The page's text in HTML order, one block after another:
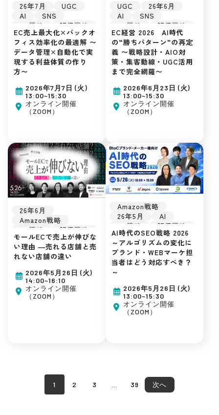
26年7月
UGC
AI
SNS
EC戦略
販促戦略
楽天市場
Amazon
Yahoo!ショッピング
D2C
SEO
自社EC
初めてのEC
広告運用
集客ノウハウ
EC売上最大化×バックオ
フィス効率化の最適解 〜
データ管理×自動化で実
現する利益体質の作り
方〜
2026年7月7日 (火)
13:00~15:30
オンライン開催
（ZOOM）
UGC
26年6月
AI
SNS
EC戦略
販促戦略
楽天市場
Amazon
Yahoo!ショッピング
D2C
SEO
自社EC
初めてのEC
広告運用
集客ノウハウ
EC経営 2026 AI時代
の“勝ちパターン”の再定
義 〜戦略設計・AIO対
策・集客動線・UGC活用
まで完全網羅〜
2026年6月23日 (火)
13:00~15:30
オンライン開催
（ZOOM）
26年6月
Amazon戦略
EC戦略
販促戦略
楽天市場
Amazon
Yahoo!ショッピング
D2C
自社EC
初めてのEC
広告運用
集客ノウハウ
モールECで売上が伸びな
い理由 ―売れる店舗と売
れない店舗の違い
2026年5月26日 (火)
14:00~16:10
オンライン開催
（ZOOM）
Amazon戦略
26年5月
AI
EC戦略
販促戦略
楽天市場
Amazon
Yahoo!ショッピング
D2C
自社EC
初めてのEC
集客ノウハウ
AI時代のSEO戦略 2026
～アルゴリズムの変化に
ブランド・WEBマーケ担
当者はどう対応すべき？
～
2026年5月26日 (火)
13:00~15:30
オンライン開催
（ZOOM）
1 2 3 39 次へ